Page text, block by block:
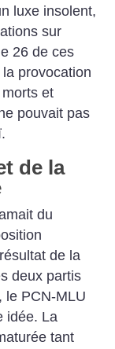
luxe insolent,
sur
26 de ces
provocation
et
pouvait pas
de la
du
de la
deux partis
le PCN-MLU
idée. La
tant